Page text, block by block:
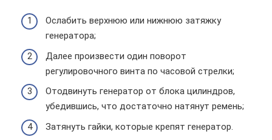
Ослабить верхнюю или нижнюю затяжку
генератора;
Далее произвести один поворот
регулировочного винта по часовой стрелки;
Отодвинуть генератор от блока цилиндров,
убедившись, что достаточно натянут ремень;
Затянуть гайки, которые крепят генератор.